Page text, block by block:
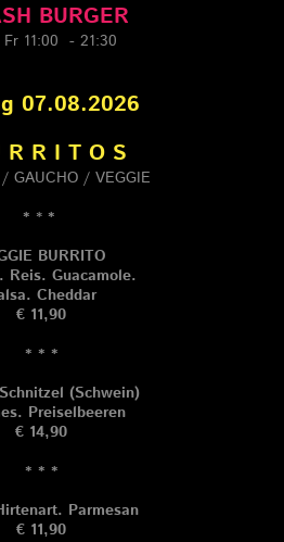
BURGER
11:00 - 21:30
07.08.2026
R R I T O S
GAUCHO / VEGGIE
* * *
BURRITO
Reis. Guacamole.
Cheddar
€ 11,90
* * *
(Schwein)
Preiselbeeren
€ 14,90
* * *
Parmesan
€ 11,90